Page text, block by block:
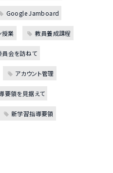
Google Jamboard
授業 教員養成課程
員会を訪ねて
アカウント管理
要領を見据えて
新学習指導要領